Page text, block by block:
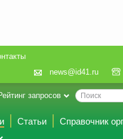
news@id41.ru
запросов
Статьи
Справочник